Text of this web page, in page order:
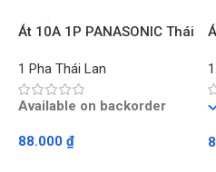
Át 10A 1P PANASONIC Thái
1 Pha Thái Lan
Available on backorder
88.000 ₫